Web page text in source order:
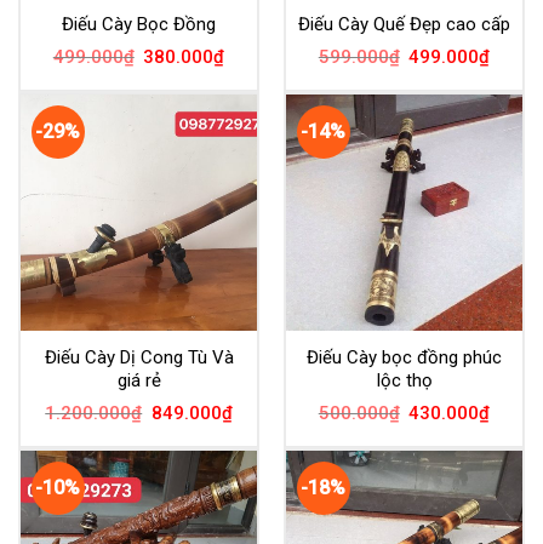
Điếu Cày Bọc Đồng
499.000₫ 380.000₫
Điếu Cày Quế Đẹp cao cấp
599.000₫ 499.000₫
-29%
Điếu Cày Dị Cong Tù Và
giá rẻ
1.200.000₫ 849.000₫
-14%
Điếu Cày bọc đồng phúc
lộc thọ
500.000₫ 430.000₫
-10% -18%